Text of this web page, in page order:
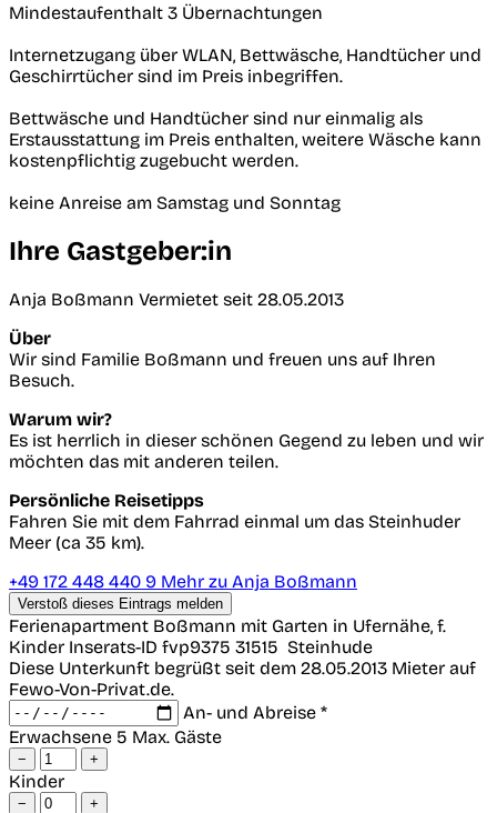
Mindestaufenthalt 3 Übernachtungen
Internetzugang über WLAN, Bettwäsche, Handtücher und
Geschirrtücher sind im Preis inbegriffen.
Bettwäsche und Handtücher sind nur einmalig als
Erstausstattung im Preis enthalten, weitere Wäsche kann
kostenpflichtig zugebucht werden.
keine Anreise am Samstag und Sonntag
Ihre Gastgeber:in
Anja Boßmann Vermietet seit 28.05.2013
Über
Wir sind Familie Boßmann und freuen uns auf Ihren
Besuch.
Warum wir?
Es ist herrlich in dieser schönen Gegend zu leben und wir
möchten das mit anderen teilen.
Persönliche Reisetipps
Fahren Sie mit dem Fahrrad einmal um das Steinhuder
Meer (ca 35 km).
+49 172 448 440 9 Mehr zu Anja Boßmann
Verstoß dieses Eintrags melden
Ferienapartment Boßmann mit Garten in Ufernähe, f.
Kinder Inserats-ID fvp9375 31515 Steinhude
Diese Unterkunft begrüßt seit dem 28.05.2013 Mieter auf
Fewo-Von-Privat.de.
An- und Abreise *
Erwachsene 5 Max. Gäste
− +
Kinder
− +